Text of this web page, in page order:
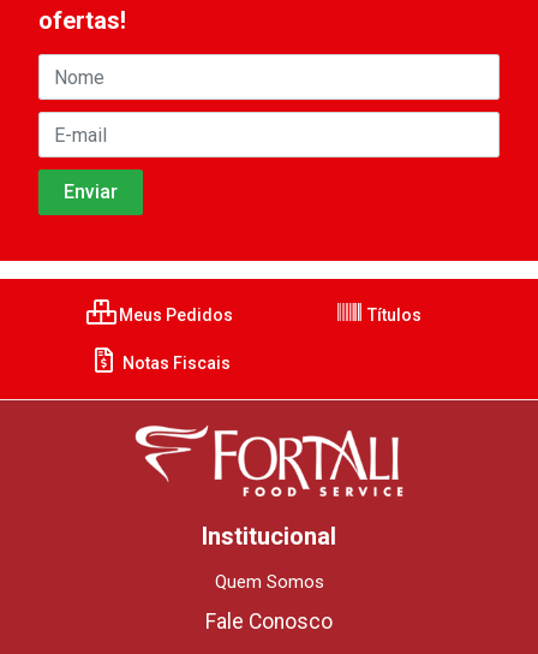
ofertas!
Meus Pedidos Títulos
Notas Fiscais
Institucional
Quem Somos
Fale Conosco